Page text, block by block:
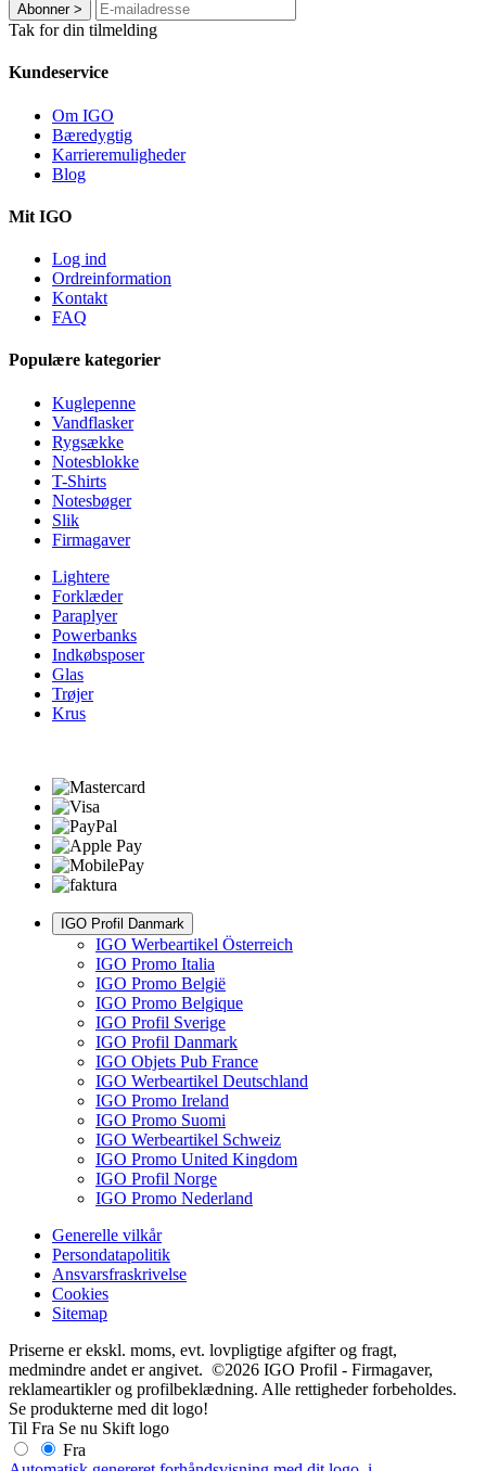
Abonner>
Tak for din tilmelding
Kundeservice
Om IGO
Bæredygtig
Karrieremuligheder
Blog
Mit IGO
Log ind
Ordreinformation
Kontakt
FAQ
Populære kategorier
Kuglepenne
Vandflasker
Rygsække
Notesblokke
T-Shirts
Notesbøger
Slik
Firmagaver
Lightere
Forklæder
Paraplyer
Powerbanks
Indkøbsposer
Glas
Trøjer
Krus
IGO Profil Danmark
IGO Werbeartikel Österreich
IGO Promo Italia
IGO Promo België
IGO Promo Belgique
IGO Profil Sverige
IGO Profil Danmark
IGO Objets Pub France
IGO Werbeartikel Deutschland
IGO Promo Ireland
IGO Promo Suomi
IGO Werbeartikel Schweiz
IGO Promo United Kingdom
IGO Profil Norge
IGO Promo Nederland
Generelle vilkår
Persondatapolitik
Ansvarsfraskrivelse
Cookies
Sitemap
Priserne er ekskl. moms, evt. lovpligtige afgifter og fragt,
medmindre andet er angivet. ©2026 IGO Profil - Firmagaver,
reklameartikler og profilbeklædning. Alle rettigheder forbeholdes.
Se produkterne med dit logo!
Til Fra Se nu Skift logo
Fra